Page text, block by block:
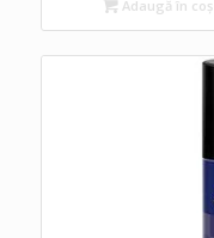
Adaugă în coș